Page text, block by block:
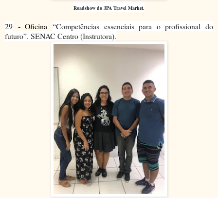
Roadshow do JPA Travel Market.
29 - Oficina “Competências essenciais para o profissional do
futuro”. SENAC Centro (Instrutora).